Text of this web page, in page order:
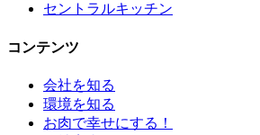
セントラルキッチン
コンテンツ
会社を知る
環境を知る
お肉で幸せにする！